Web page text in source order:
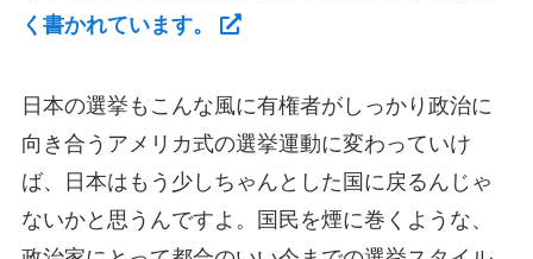
く書かれています。
日本の選挙もこんな風に有権者がしっかり政治に
向き合うアメリカ式の選挙運動に変わっていけ
ば、日本はもう少しちゃんとした国に戻るんじゃ
ないかと思うんですよ。国民を煙に巻くような、